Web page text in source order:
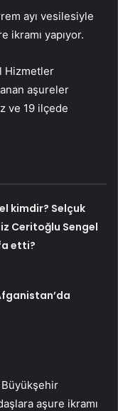
ayı vesilesiyle
ikramı yapıyor.
Hizmetler
aşureler
ve 19 ilçede
kimdir? Selçuk
Ceritoğlu Sengel
etti?
Büyükşehir
aşure ikramı